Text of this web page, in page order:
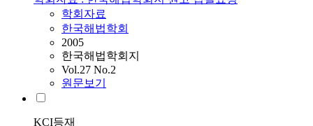
학회자료
한국해법학회
2005
한국해법학회지
Vol.27 No.2
원문보기
KCI등재